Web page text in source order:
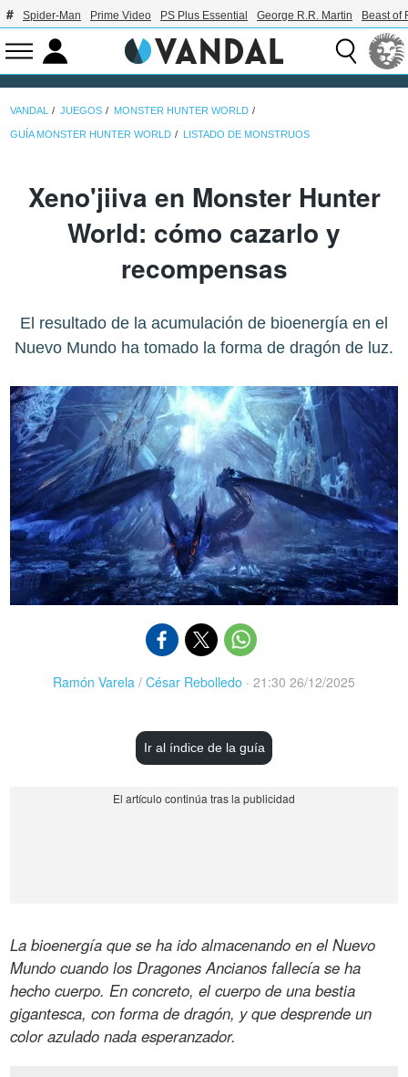
Spider-Man Prime Video PS Plus Essential George R.R. Martin Beast of
VANDAL JUEGOS MONSTER HUNTER WORLD
GUÍA MONSTER HUNTER WORLD LISTADO DE MONSTRUOS
Xeno'jiiva en Monster Hunter
World: cómo cazarlo y
recompensas
El resultado de la acumulación de bioenergía en el
Nuevo Mundo ha tomado la forma de dragón de luz.
Ramón Varela / César Rebolledo · 21:30 26/12/2025
Ir al índice de la guía
La bioenergía que se ha ido almacenando en el Nuevo
Mundo cuando los Dragones Ancianos fallecía se ha
hecho cuerpo. En concreto, el cuerpo de una bestia
gigantesca, con forma de dragón, y que desprende un
color azulado nada esperanzador.